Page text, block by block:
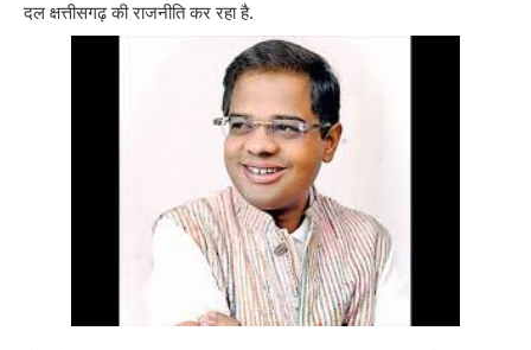
दल क्षत्तीसगढ़ की राजनीति कर रहा है.